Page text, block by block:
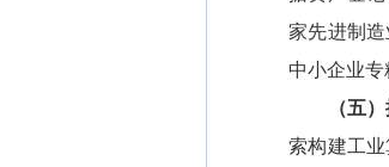
家先进制
中小企业专
（五
索构建工